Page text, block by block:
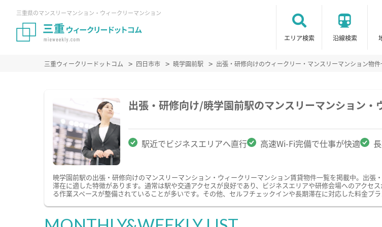
三重県のマンスリーマンション・ウィークリーマンション
エリア検索 沿線検索
三重ウィークリードットコム 四日市市 暁学園前駅 出張・研修向けのウィークリー・マンスリーマンション物
出張・研修向け/暁学園前駅のマンスリーマンション・
駅近でビジネスエリアへ直行 高速Wi-Fi完備で仕事が快適
暁学園前駅の出張・研修向けのマンスリーマンション・ウィークリーマンション賃貸物件一覧を掲載中。出
滞在に適した特徴があります。通常は駅や交通アクセスが良好であり、ビジネスエリアや研修会場へのアクセ
る作業スペースが整備されていることが多いです。その他、セルフチェックインや長期滞在に対応した料金プ